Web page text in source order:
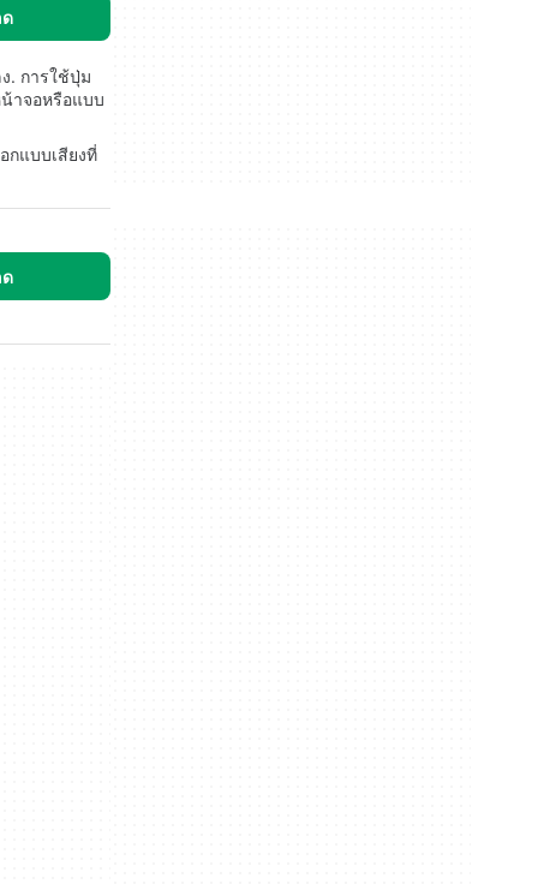
. การใช้ปุ่ม
าจอหรือแบบ
กแบบเสียงที่